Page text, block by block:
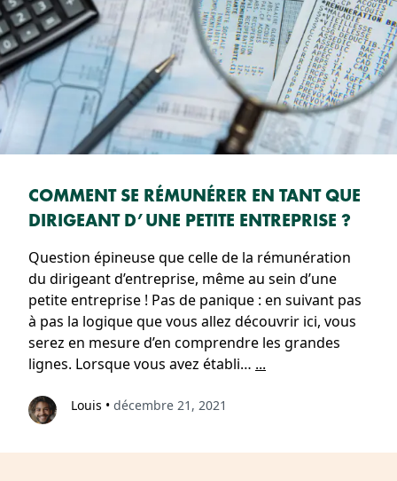
COMMENT SE RÉMUNÉRER EN TANT QUE
DIRIGEANT D’UNE PETITE ENTREPRISE ?
Question épineuse que celle de la rémunération
du dirigeant d’entreprise, même au sein d’une
petite entreprise ! Pas de panique : en suivant pas
à pas la logique que vous allez découvrir ici, vous
serez en mesure d’en comprendre les grandes
lignes. Lorsque vous avez établi… ...
Louis • décembre 21, 2021